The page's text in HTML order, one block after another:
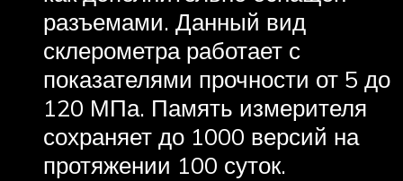
разъемами. Данный вид
склерометра работает с
показателями прочности от 5 до
120 МПа. Память измерителя
сохраняет до 1000 версий на
протяжении 100 суток.